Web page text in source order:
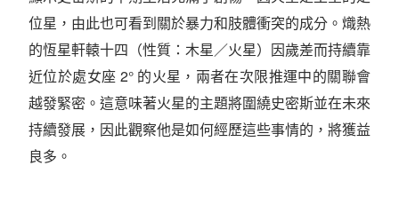
位星，由此也可看到關於暴力和肢體衝突的成分。熾熱
的恆星軒轅十四（性質：木星／火星）因歲差而持續靠
近位於處女座 2° 的火星，兩者在次限推運中的關聯會
越發緊密。這意味著火星的主題將圍繞史密斯並在未來
持續發展，因此觀察他是如何經歷這些事情的，將獲益
良多。